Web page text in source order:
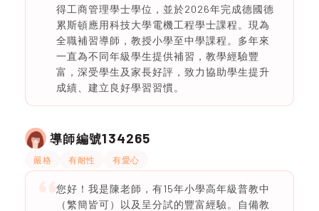
得工商管理學士學位，並於2026年完成德國德
累斯頓應用科技大學電機工程學士課程。現為
全職補習導師，教授小學至中學課程。多年來
一直為不同年級學生提供補習，教學經驗豐
富，深受學生及家長好評，致力協助學生提升
成績、建立良好學習習慣。
導師編號134265
嚴格 有耐性 有愛心
您好！我是陳老師，有15年小學高年級普教中
（繁簡皆可）以及呈分試的豐富經驗。自備教